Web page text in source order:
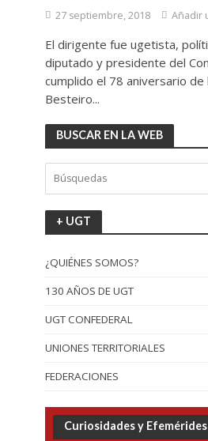
27 septiembre, 2018 Añadir
El dirigente fue ugetista,
diputado y presidente del
cumplido el 78 aniversario de
Besteiro...
BUSCAR EN LA WEB
+ UGT
¿QUIÉNES SOMOS?
130 AÑOS DE UGT
UGT CONFEDERAL
UNIONES TERRITORIALES
FEDERACIONES
Curiosidades y Efemérides